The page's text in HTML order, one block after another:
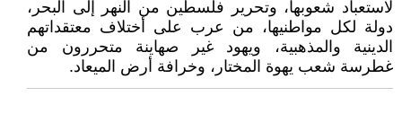
لاستعباد شعوبها، وتحرير فلسطين من النهر إلى البحر،
دولة لكل مواطنيها، من عرب على أختلاف معتقداتهم
الدينية والمذهبية، ويهود غير صهاينة متحررون من
غطرسة شعب يهوة المختار، وخرافة أرض الميعاد.